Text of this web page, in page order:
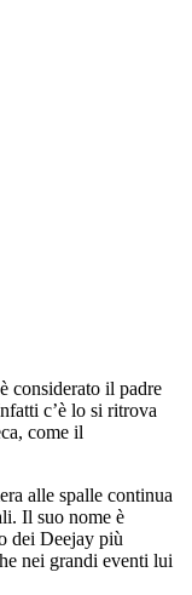
considerato il padre
c’è lo si ritrova
come il
alle spalle continua
Il suo nome è
dei Deejay più
nei grandi eventi lui